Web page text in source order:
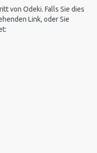
von Odeki. Falls Sie dies
Link, oder Sie